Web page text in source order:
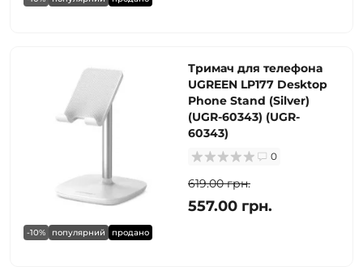
-10% популярний продано
Тримач для телефона
UGREEN LP177 Desktop
Phone Stand (Silver)
(UGR-60343) (UGR-
60343)
0
619.00 грн.
557.00 грн.